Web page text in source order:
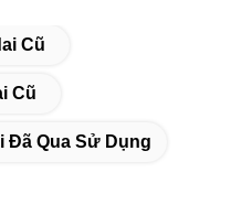
Cũ
Cũ
Đã Qua Sử Dụng